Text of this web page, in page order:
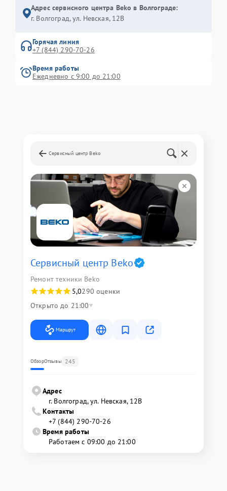
Адрес сервисного центра Beko в Волгограде:
г. Волгоград, ул. Невская, 12В
Горячая линия
+7 (844) 290-70-26
Время работы
Ежедневно с 9:00 до 21:00
Сервисный центр Beko
Сервисный центр Beko
Ремонт техники Beko
5,0290 оценки
Открыто до 21:00
Маршрут
ОбзорОтзывы 245
Адрес
г. Волгоград, ул. Невская, 12В
Контакты
+7 (844) 290-70-26
Время работы
Работаем с 09:00 до 21:00